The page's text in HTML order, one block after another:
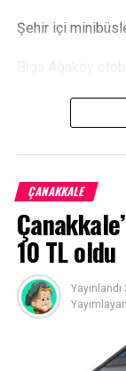
Şehir içi
Biga Ağaköy
belirlendi.
ÇANAKKALE
10 TL oldu
Yayınlandı
Yayımlayan